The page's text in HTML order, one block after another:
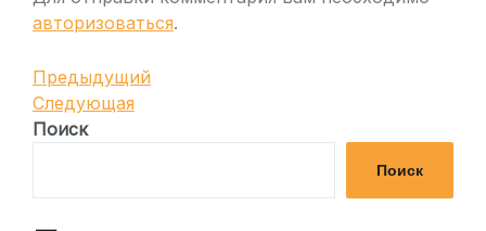
авторизоваться.
Навигация
по
записям
Предыдущая
запись
Предыдущий
Следующая
запись
Следующая
Поиск
Поиск